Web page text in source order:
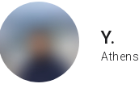
Y.
Athens